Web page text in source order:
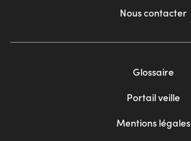
Nous contacter
Glossaire
Portail veille
Mentions légales